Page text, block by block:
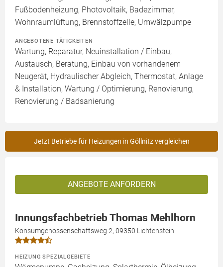
Fußbodenheizung, Photovoltaik, Badezimmer,
Wohnraumlüftung, Brennstoffzelle, Umwälzpumpe
ANGEBOTENE TÄTIGKEITEN
Wartung, Reparatur, Neuinstallation / Einbau,
Austausch, Beratung, Einbau von vorhandenem
Neugerät, Hydraulischer Abgleich, Thermostat, Anlage
& Installation, Wartung / Optimierung, Renovierung,
Renovierung / Badsanierung
Jetzt Betriebe für Heizungen in Göllnitz vergleichen
ANGEBOTE ANFORDERN
Innungsfachbetrieb Thomas Mehlhorn
Konsumgenossenschaftsweg 2, 09350 Lichtenstein
HEIZUNG SPEZIALGEBIETE